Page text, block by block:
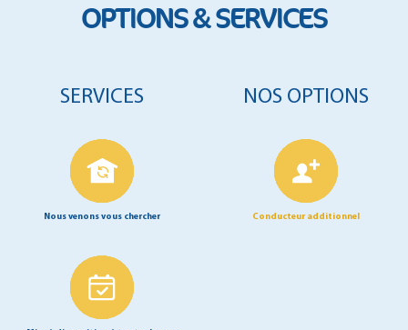
OPTIONS & SERVICES
SERVICES
Nous venons vous chercher
NOS OPTIONS
Conducteur additionnel